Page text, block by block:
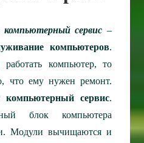
компьютерный сервис –
компьютеров.
компьютер, то
что ему нужен ремонт.
компьютерный сервис.
блок компьютера
Модули вычищаются и